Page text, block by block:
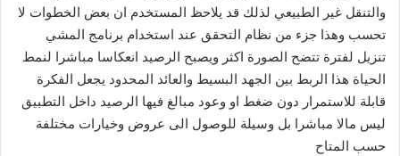
والتنقل غير الطبيعي لذلك قد يلاحظ المستخدم ان بعض الخطوات لا
تحسب وهذا جزء من نظام التحقق عند استخدام برنامج المشي
تنزيل لفترة تتضح الصورة اكثر ويصبح الرصيد انعكاسا مباشرا لنمط
الحياة هذا الربط بين الجهد البسيط والعائد المحدود يجعل الفكرة
قابلة للاستمرار دون ضغط او وعود مبالغ فيها الرصيد داخل التطبيق
ليس مالا مباشرا بل وسيلة للوصول الى عروض وخيارات مختلفة
حسب المتاح